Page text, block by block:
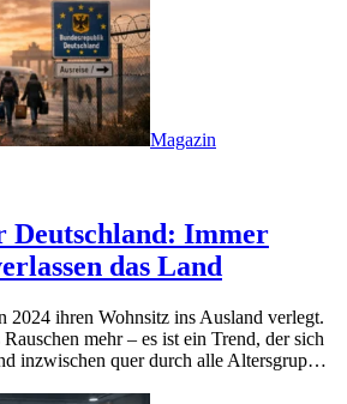
Magazin
Deutschland: Immer
das Land
2024 ihren Wohnsitz ins Ausland verlegt.
mehr – es ist ein Trend, der sich
inzwischen quer durch alle Altersgrup…